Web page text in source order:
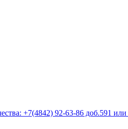
+7(4842) 92-63-86 доб.591 или